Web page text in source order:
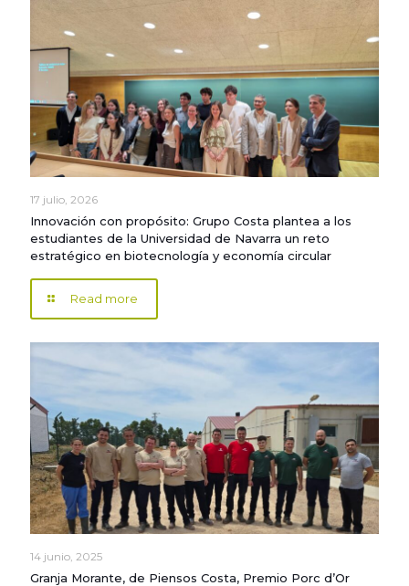
17 julio, 2026
Innovación con propósito: Grupo Costa plantea a los
estudiantes de la Universidad de Navarra un reto
estratégico en biotecnología y economía circular
Read more
14 junio, 2025
Granja Morante, de Piensos Costa, Premio Porc d’Or